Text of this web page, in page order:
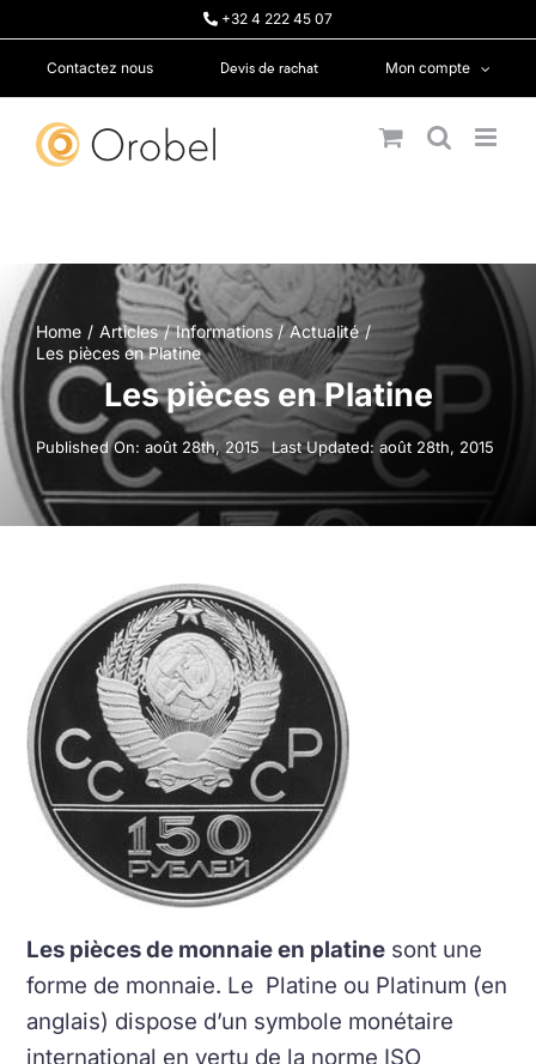
+32 4 222 45 07
Contactez nous Devis de rachat Mon compte
Home Articles Informations
Actualité
Les pièces en Platine
Les pièces en Platine
Published On: août 28th, 2015 Last Updated: août 28th, 2015
Les pièces de monnaie en platine sont une
forme de monnaie. Le Platine ou Platinum (en
anglais) dispose d’un symbole monétaire
international en vertu de la norme ISO